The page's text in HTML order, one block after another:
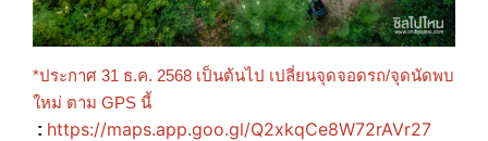
*ประกาศ 31 ธ.ค. 2568 เป็นต้นไป เปลี่ยนจุดจอดรถ/จุดนัดพบ
ใหม่ ตาม GPS นี้
: https://maps.app.goo.gl/Q2xkqCe8W72rAVr27